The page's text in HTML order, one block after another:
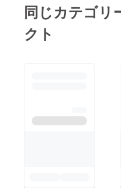
同じカテゴリ
クト